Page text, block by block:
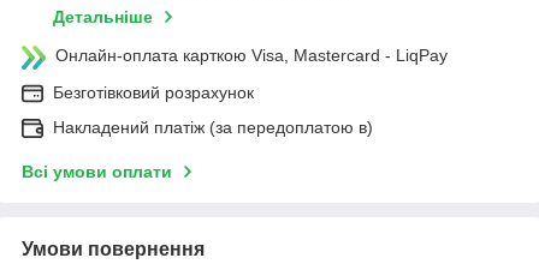
Детальніше
Онлайн-оплата карткою Visa, Mastercard - LiqPay
Безготівковий розрахунок
Накладений платіж (за передоплатою в)
Всі умови оплати
Умови повернення